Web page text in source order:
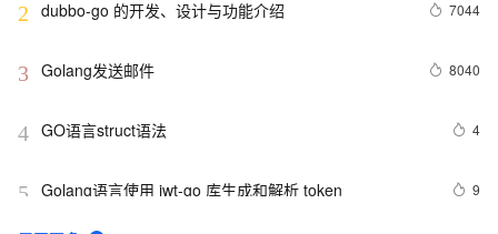
2 dubbo-go 的开发、设计与功能介绍 7044
3 Golang发送邮件 8040
4 GO语言struct语法 4
5 Golang语言使用 jwt-go 库生成和解析 token 9